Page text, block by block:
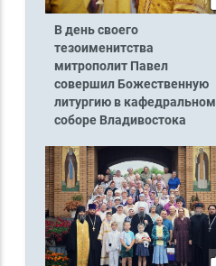
В день своего
тезоименитства
митрополит Павел
совершил Божественную
литургию в кафедральном
соборе Владивостока